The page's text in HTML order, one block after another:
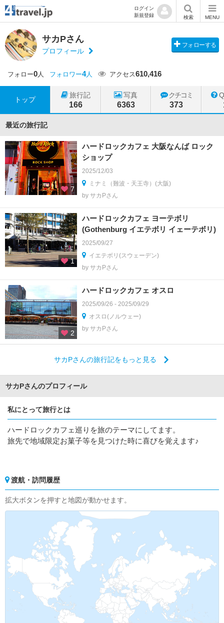
ログイン
新規登録
検索 MENU
サカPさん
プロフィール
フォローする
フォロー0人 フォロワー4人 アクセス610,416
トップ
旅行記
166
写真
6363
クチコミ
373
最近の旅行記
7
ハードロックカフェ 大阪なんば ロック
ショップ
2025/12/03
ミナミ（難波・天王寺）(大阪)
by サカPさん
1
ハードロックカフェ ヨーテボリ
(Gothenburg イエテボリ イェーテボリ)
2025/09/27
イエテボリ(スウェーデン)
by サカPさん
2
ハードロックカフェ オスロ
2025/09/26 - 2025/09/29
オスロ(ノルウェー)
by サカPさん
サカPさんの旅行記をもっと見る
サカPさんのプロフィール
私にとって旅行とは
ハードロックカフェ巡りを旅のテーマにしてます。
旅先で地域限定お菓子等を見つけた時に喜びを覚えます♪
渡航・訪問履歴
拡大ボタンを押すと地図が動かせます。